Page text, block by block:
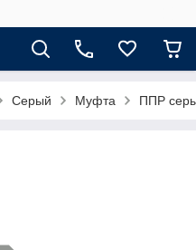
Серый Муфта ППР